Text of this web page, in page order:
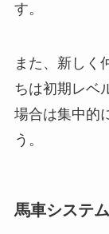
す。
また、新しく
ちは初期レベ
場合は集中的
う。
馬車システ